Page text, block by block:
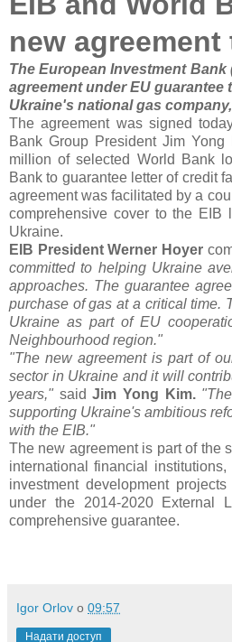
new
The European Investment
agreement under EU
Ukraine's national gas
The agreement was signed
Bank Group President Jim
million of selected World Bank
Bank to guarantee letter of credit
agreement was facilitated by a
comprehensive cover to the
Ukraine.
EIB President Werner Hoyer
committed to helping Ukraine
approaches. The guarantee
purchase of gas at a critical time.
Ukraine as part of EU
Neighbourhood region."
"The new agreement is part of
sector in Ukraine and it will
years," saidJim Yong Kim.
supporting Ukraine's ambitious
with the EIB."
The new agreement is part of the
international financial
investment development
under the 2014-2020 External
comprehensive guarantee.
Igor Orlov о 09:57
Надати доступ